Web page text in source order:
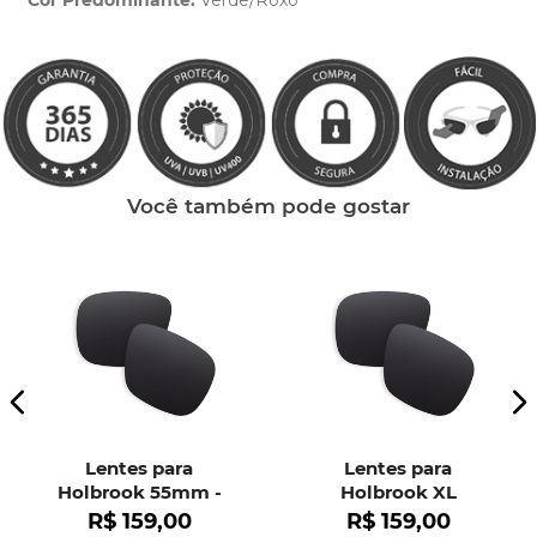
Você também pode gostar
Lentes para
Holbrook 55mm -
OO9102
R$ 159,00
Lentes para
Holbrook XL
R$ 159,00